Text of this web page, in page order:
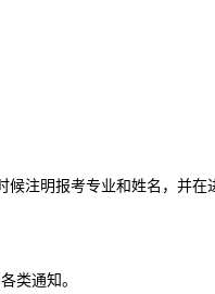
候注明报考专业和姓名，并
类通知。